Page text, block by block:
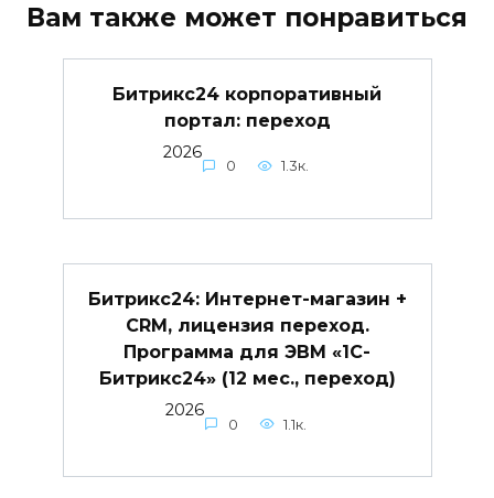
Вам также может понравиться
Битрикс24 корпоративный
портал: переход
2026
0 1.3к.
Битрикс24: Интернет-магазин +
CRM, лицензия переход.
Программа для ЭВМ «1С-
Битрикс24» (12 мес., переход)
2026
0 1.1к.